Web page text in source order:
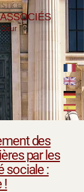
des
par les
sociale :
!